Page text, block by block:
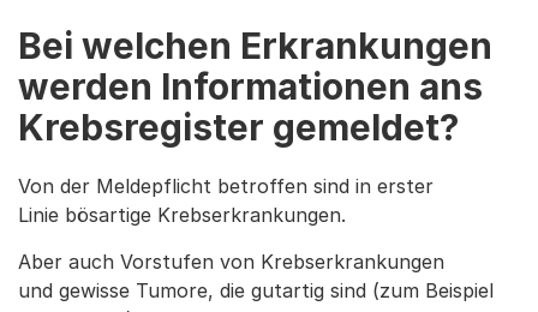
Bei welchen Erkrankungen
werden Informationen ans
Krebsregister gemeldet?
Von der Meldepflicht betroffen sind in erster
Linie bösartige Krebserkrankungen.
Aber auch Vorstufen von Krebserkrankungen
und gewisse Tumore, die gutartig sind (zum Beispiel